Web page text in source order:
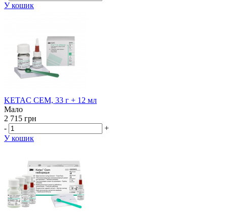
У кошик
KETAC CEM, 33 г + 12 мл
Мало
2 715 грн
-
+
У кошик